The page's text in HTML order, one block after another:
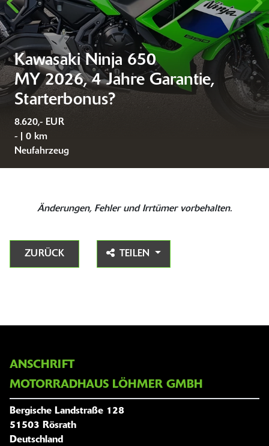
Kawasaki Ninja 650
MY 2026, 4 Jahre Garantie,
Starterbonus?
8.620,- EUR
- | 0 km
Neufahrzeug
Änderungen, Fehler und Irrtümer vorbehalten.
ZURÜCK TEILEN
ANSCHRIFT
MOTORRADHAUS LÖHMER GMBH
Bergische Landstraße 128
51503 Rösrath
Deutschland